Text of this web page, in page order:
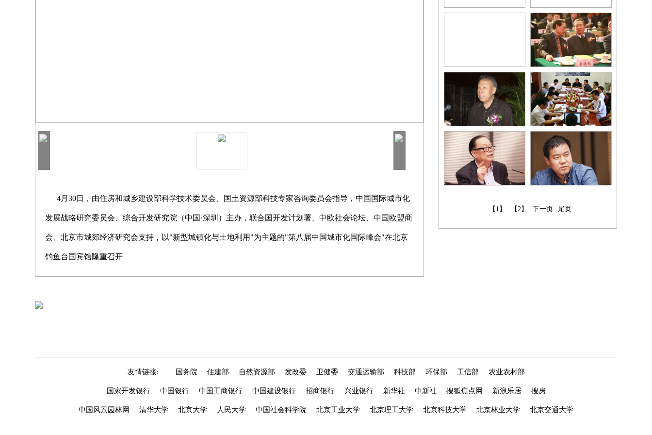
4月30日，由住房和城乡建设部科学技术委员会、国土资源部科技专家咨询委员会指导，中国国际城市化
发展战略研究委员会、综合开发研究院（中国·深圳）主办，联合国开发计划署、中欧社会论坛、中国欧盟商
会、北京市城郊经济研究会支持，以"新型城镇化与土地利用"为主题的"第八届中国城市化国际峰会"在北京
钓鱼台国宾馆隆重召开
【1】 【2】 下一页 尾页
友情链接: 国务院 住建部 自然资源部 发改委 卫健委 交通运输部 科技部 环保部 工信部 农业农村部
国家开发银行 中国银行 中国工商银行 中国建设银行 招商银行 兴业银行 新华社 中新社 搜狐焦点网 新浪乐居 搜房
中国风景园林网 清华大学 北京大学 人民大学 中国社会科学院 北京工业大学 北京理工大学 北京科技大学 北京林业大学 北京交通大学